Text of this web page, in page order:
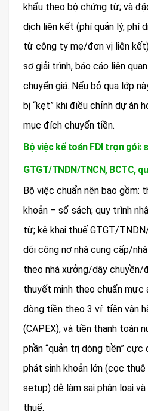
khẩu theo bộ chứng từ; và
dịch liên kết (phí quản lý, phí
từ công ty mẹ/đơn vị liên
sơ giải trình, báo cáo liên
chuyển giá. Nếu bỏ qua lớp
bị “kẹt” khi điều chỉnh dự án
mục đích chuyển tiền.
Bộ việc kế toán FDI trọn gói:
GTGT/TNDN/TNCN, BCTC,
Bộ việc chuẩn nên bao gồm:
khoản – sổ sách; quy trình
từ; kê khai thuế GTGT/
dõi công nợ nhà cung cấp/
theo nhà xưởng/dây chuyền/
thuyết minh theo chuẩn mực
dòng tiền theo 3 ví: tiền vận
(CAPEX), và tiền thanh toán
phần “quản trị dòng tiền”
phát sinh khoản lớn (cọc
setup) dễ làm sai phân loại
thuế.